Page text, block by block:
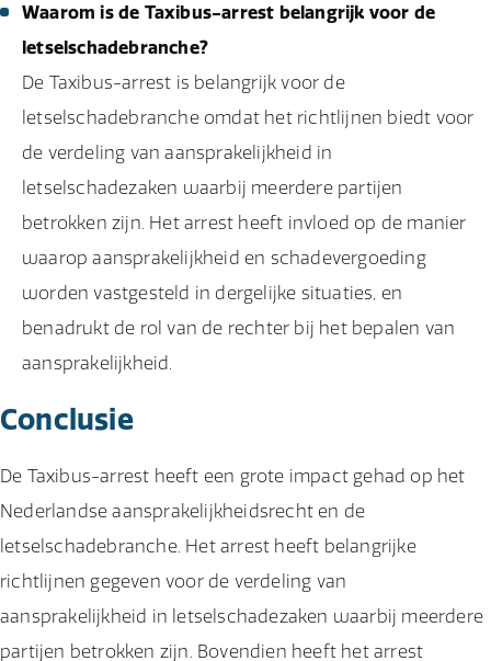
Waarom is de Taxibus-arrest belangrijk voor de
letselschadebranche?
De Taxibus-arrest is belangrijk voor de
letselschadebranche omdat het richtlijnen biedt voor
de verdeling van aansprakelijkheid in
letselschadezaken waarbij meerdere partijen
betrokken zijn. Het arrest heeft invloed op de manier
waarop aansprakelijkheid en schadevergoeding
worden vastgesteld in dergelijke situaties, en
benadrukt de rol van de rechter bij het bepalen van
aansprakelijkheid.
Conclusie
De Taxibus-arrest heeft een grote impact gehad op het
Nederlandse aansprakelijkheidsrecht en de
letselschadebranche. Het arrest heeft belangrijke
richtlijnen gegeven voor de verdeling van
aansprakelijkheid in letselschadezaken waarbij meerdere
partijen betrokken zijn. Bovendien heeft het arrest